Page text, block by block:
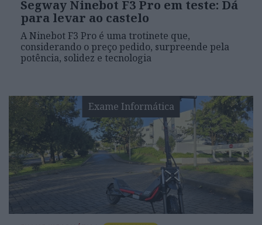
Segway Ninebot F3 Pro em teste: Dá
para levar ao castelo
A Ninebot F3 Pro é uma trotinete que,
considerando o preço pedido, surpreende pela
potência, solidez e tecnologia
Exame Informática